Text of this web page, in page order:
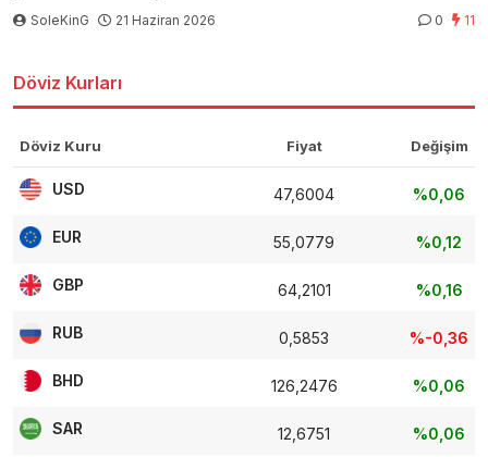
SoleKinG 21 Haziran 2026 0 11
Döviz Kurları
Döviz Kuru Fiyat Değişim
USD 47,6004 %0,06
EUR 55,0779 %0,12
GBP 64,2101 %0,16
RUB 0,5853 %-0,36
BHD 126,2476 %0,06
SAR 12,6751 %0,06